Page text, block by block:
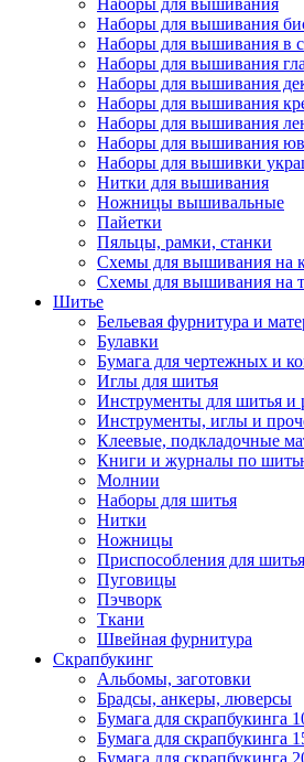
Наборы для вышивания
Наборы для вышивания
Наборы для вышивания в
Наборы для вышивания
Наборы для вышивания
Наборы для вышивания
Наборы для вышивания
Наборы для вышивания
Наборы для вышивки
Нитки для вышивания
Ножницы вышивальные
Пайетки
Пяльцы, рамки, станки
Схемы для вышивания на
Схемы для вышивания на
Шитье
Бельевая фурнитура и
Булавки
Бумага для чертежных и
Иглы для шитья
Инструменты для шитья и
Инструменты, иглы и
Клеевые, подкладочные
Книги и журналы по
Молнии
Наборы для шитья
Нитки
Ножницы
Приспособления для
Пуговицы
Пэчворк
Ткани
Швейная фурнитура
Скрапбукинг
Альбомы, заготовки
Брадсы, анкеры, люверсы
Бумага для скрапбукинга
Бумага для скрапбукинга
Бумага для скрапбукинга